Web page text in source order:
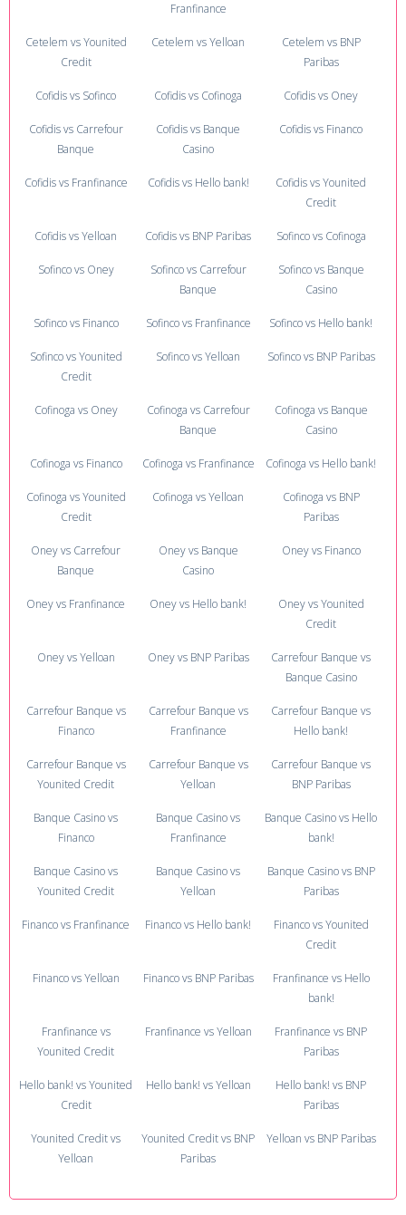
Franfinance
Cetelem vs Younited
Credit
Cetelem vs Yelloan
Cetelem vs BNP
Paribas
Cofidis vs Sofinco Cofidis vs Cofinoga Cofidis vs Oney
Cofidis vs Carrefour
Banque
Cofidis vs Banque
Casino
Cofidis vs Financo
Cofidis vs Franfinance Cofidis vs Hello bank!
Cofidis vs Younited
Credit
Cofidis vs Yelloan Cofidis vs BNP Paribas Sofinco vs Cofinoga
Sofinco vs Oney
Sofinco vs Carrefour
Banque
Sofinco vs Banque
Casino
Sofinco vs Financo Sofinco vs Franfinance Sofinco vs Hello bank!
Sofinco vs Younited
Credit
Sofinco vs Yelloan Sofinco vs BNP Paribas
Cofinoga vs Oney
Cofinoga vs Carrefour
Banque
Cofinoga vs Banque
Casino
Cofinoga vs Financo Cofinoga vs Franfinance Cofinoga vs Hello bank!
Cofinoga vs Younited
Credit
Cofinoga vs Yelloan
Cofinoga vs BNP
Paribas
Oney vs Carrefour
Banque
Oney vs Banque
Casino
Oney vs Financo
Oney vs Franfinance Oney vs Hello bank!
Oney vs Younited
Credit
Oney vs Yelloan Oney vs BNP Paribas
Carrefour Banque vs
Banque Casino
Carrefour Banque vs
Financo
Carrefour Banque vs
Franfinance
Carrefour Banque vs
Hello bank!
Carrefour Banque vs
Younited Credit
Carrefour Banque vs
Yelloan
Carrefour Banque vs
BNP Paribas
Banque Casino vs
Financo
Banque Casino vs
Franfinance
Banque Casino vs Hello
bank!
Banque Casino vs
Younited Credit
Banque Casino vs
Yelloan
Banque Casino vs BNP
Paribas
Financo vs Franfinance Financo vs Hello bank!
Financo vs Younited
Credit
Financo vs Yelloan Financo vs BNP Paribas
Franfinance vs Hello
bank!
Franfinance vs
Younited Credit
Franfinance vs Yelloan
Franfinance vs BNP
Paribas
Hello bank! vs Younited
Credit
Hello bank! vs Yelloan
Hello bank! vs BNP
Paribas
Younited Credit vs
Yelloan
Younited Credit vs BNP
Paribas
Yelloan vs BNP Paribas